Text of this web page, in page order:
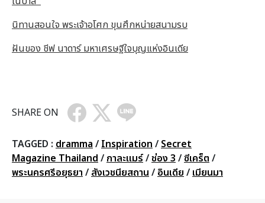
นิทานสอนใจ พระเจ้าอโศก ขุนศึกหน่ายสนามรบ
ฝันของ ชีฟ นาดาร์ มหาเศรษฐีใจบุญแห่งอินเดีย
SHARE ON
TAGGED : dramma / Inspiration / Secret
Magazine Thailand / กาละแมร์/ช่อง 3 /ซีเคร็ต /
พระนครศรีอยุธยา / สังเวชนียสถาน / อินเดีย / เมียนมา